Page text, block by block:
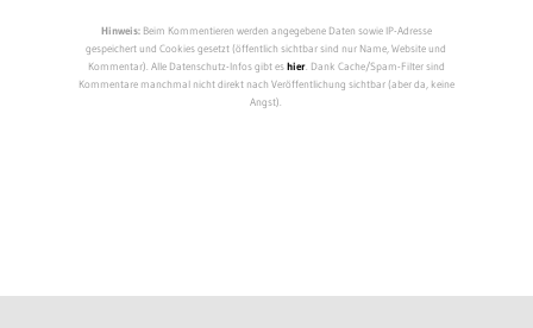
Hinweis:Beim Kommentieren werden angegebene Daten sowie IP-Adresse
gespeichert und Cookies gesetzt (öffentlich sichtbar sind nur Name, Website und
Kommentar). Alle Datenschutz-Infos gibt eshier. Dank Cache/Spam-Filter sind
Kommentare manchmal nicht direkt nach Veröffentlichung sichtbar (aber da, keine
Angst).